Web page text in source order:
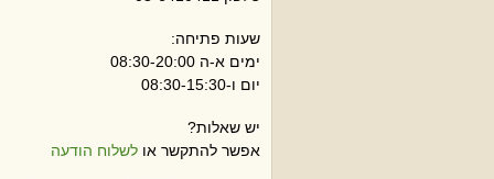
שעות פתיחה:
ימים א-ה 08:30-20:00
יום ו-08:30-15:30
יש שאלות?
אפשר להתקשר או לשלוח הודעה